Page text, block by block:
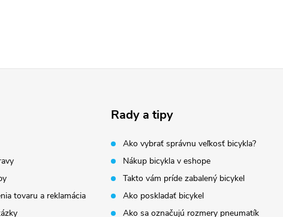
tovaru a reklamácia
Rady a tipy
Ako vybrať správnu veľkosť bicykla?
Nákup bicykla v eshope
Takto vám príde zabalený bicykel
Ako poskladať bicykel
Ako sa označujú rozmery pneumatík